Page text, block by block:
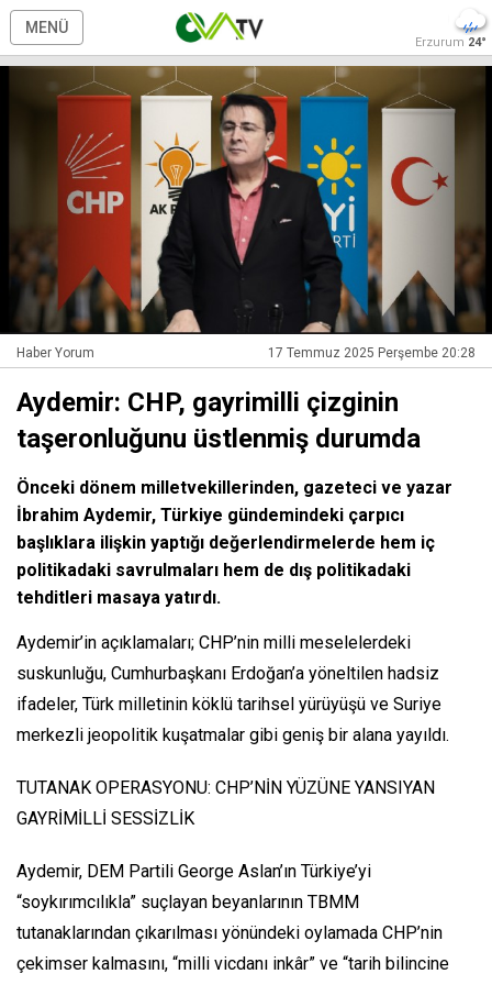
MENÜ
Erzurum 24°
Haber Yorum 17 Temmuz 2025 Perşembe 20:28
Aydemir: CHP, gayrimilli çizginin
taşeronluğunu üstlenmiş durumda
Önceki dönem milletvekillerinden, gazeteci ve yazar
İbrahim Aydemir, Türkiye gündemindeki çarpıcı
başlıklara ilişkin yaptığı değerlendirmelerde hem iç
politikadaki savrulmaları hem de dış politikadaki
tehditleri masaya yatırdı.
Aydemir’in açıklamaları; CHP’nin milli meselelerdeki
suskunluğu, Cumhurbaşkanı Erdoğan’a yöneltilen hadsiz
ifadeler, Türk milletinin köklü tarihsel yürüyüşü ve Suriye
merkezli jeopolitik kuşatmalar gibi geniş bir alana yayıldı.
TUTANAK OPERASYONU: CHP’NİN YÜZÜNE YANSIYAN
GAYRİMİLLİ SESSİZLİK
Aydemir, DEM Partili George Aslan’ın Türkiye’yi
“soykırımcılıkla” suçlayan beyanlarının TBMM
tutanaklarından çıkarılması yönündeki oylamada CHP’nin
çekimser kalmasını, “milli vicdanı inkâr” ve “tarih bilincine